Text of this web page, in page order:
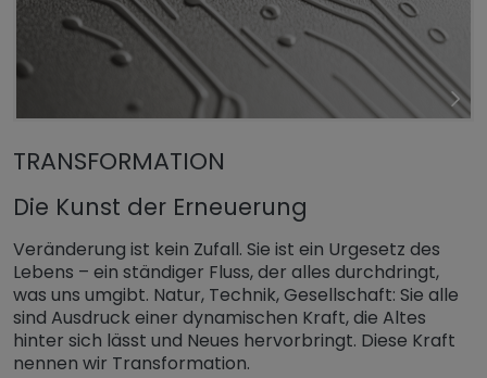
TRANSFORMATION
Die Kunst der Erneuerung
Veränderung ist kein Zufall. Sie ist ein Urgesetz des
Lebens – ein ständiger Fluss, der alles durchdringt,
was uns umgibt. Natur, Technik, Gesellschaft: Sie alle
sind Ausdruck einer dynamischen Kraft, die Altes
hinter sich lässt und Neues hervorbringt. Diese Kraft
nennen wir Transformation.